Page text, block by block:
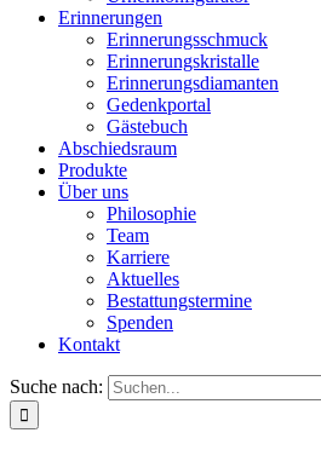
Erinnerungen
Erinnerungsschmuck
Erinnerungskristalle
Erinnerungsdiamanten
Gedenkportal
Gästebuch
Abschiedsraum
Produkte
Über uns
Philosophie
Team
Karriere
Aktuelles
Bestattungstermine
Spenden
Kontakt
Suche nach: